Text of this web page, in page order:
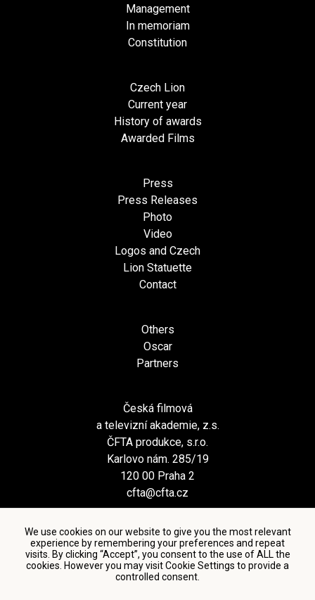
We use cookies on our website to give you the most relevant
experience by remembering your preferences and repeat
visits. By clicking “Accept”, you consent to the use of ALL the
cookies. However you may visit Cookie Settings to provide a
controlled consent.
Management
In memoriam
Constitution
Czech Lion
Current year
History of awards
Awarded Films
Press
Press Releases
Photo
Video
Logos and Czech
Lion Statuette
Contact
Others
Oscar
Partners
Česká filmová
a televizní akademie, z.s.
ČFTA produkce, s.r.o.
Karlovo nám. 285/19
120 00 Praha 2
cfta@cfta.cz
Terms and conditions of using personal data and privacy